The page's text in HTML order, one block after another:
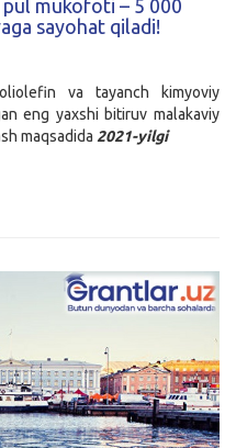
mukofoti – 5 000
sayohat qiladi!
va tayanch kimyoviy
eng yaxshi bitiruv malakaviy
maqsadida 2021-yilgi